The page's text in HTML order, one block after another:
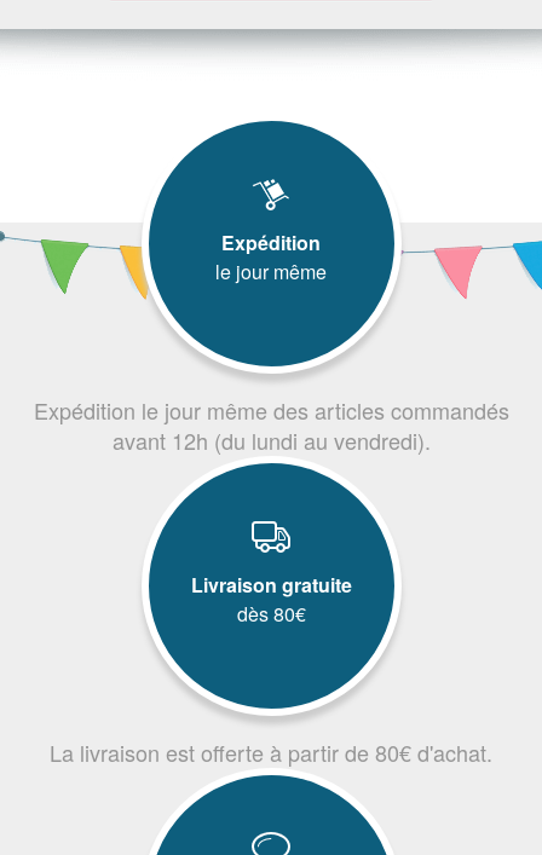
Expédition
le jour même
Expédition le jour même des articles commandés
avant 12h (du lundi au vendredi).
Livraison gratuite
dès 80€
La livraison est offerte à partir de 80€ d'achat.